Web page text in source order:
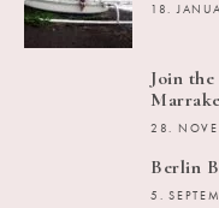
18.
Join
28.
Berlin
5.